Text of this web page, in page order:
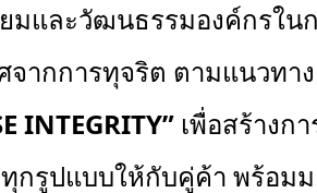
มและวัฒนธรรมองค์กรใน
จากการทุจริต ตามแนวท
INTEGRITY”เพื่อสร้างก
กรูปแบบให้กับคู่ค้า พร้อม